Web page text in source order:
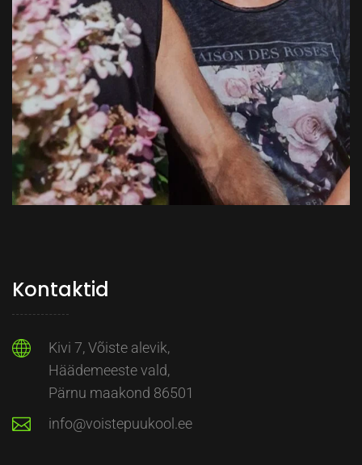
Kontaktid
Kivi 7, Võiste alevik,
Häädemeeste vald,
Pärnu maakond 86501
info@voistepuukool.ee